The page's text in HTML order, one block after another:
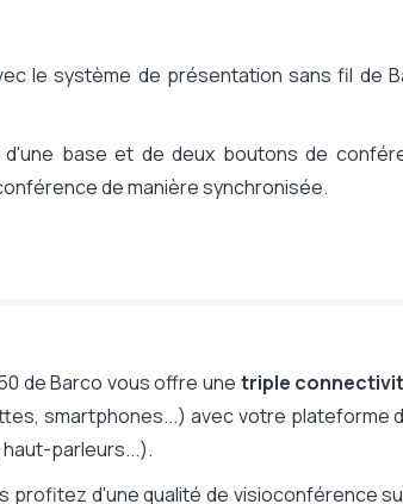
le système de présentation sans fil de
base et de deux boutons de
de manière synchronisée.
de Barco vous offre une triple
smartphones...) avec votre plateforme
parleurs...).
profitez d'une qualité de visioconférence